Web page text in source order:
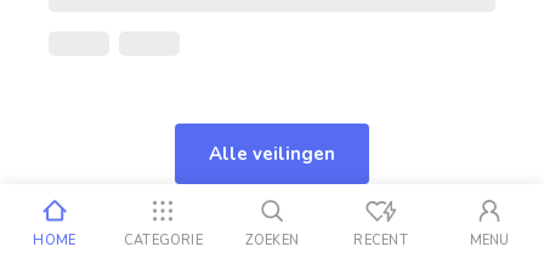
Alle veilingen
HOME CATEGORIE ZOEKEN RECENT MENU